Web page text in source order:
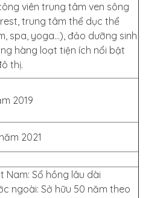
viên trung tâm ven sông
trung tâm thể dục thể
spa, yoga…), đảo dưỡng sinh
hàng loạt tiện ích nổi bật
thị.
2019
2021
Nam: Sổ hồng lâu dài
ngoài: Sở hữu 50 năm theo